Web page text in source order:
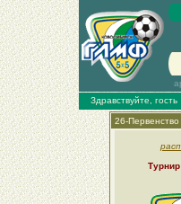
Здравствуйте, гость
26-